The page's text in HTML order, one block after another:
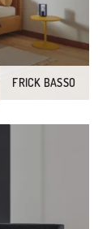
FRICK BASSO